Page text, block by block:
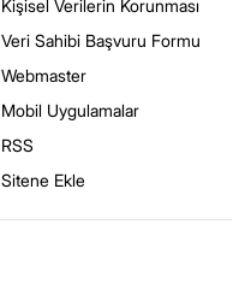
Kişisel Verilerin Korunması
Veri Sahibi Başvuru Formu
Webmaster
Mobil Uygulamalar
RSS
Sitene Ekle